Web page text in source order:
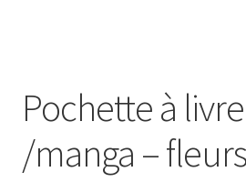
Pochette à
/manga – fleurs